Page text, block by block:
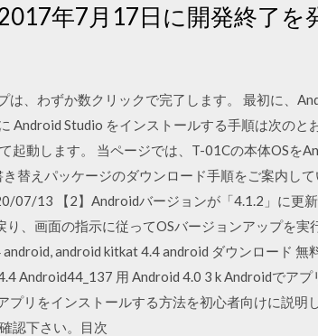
年7月17日に開発終了
は、わずか数クリックで完了します。 最初に、
Android Studio をインストールする手順は次の
起動します。 当ページでは、T-01Cの本体OSを
替えパッケージのダウンロード手順をご案内し
07/13 【2】Androidバージョンが「4.1.2」に更
、画面の指示に従ってOSバージョンアップを
android kitkat 4.4 android ダウンロード
Android44_137 用 Android 4.0 3 k Androidでア
リをインストールする方法を初心者向けに説明
認下さい。目次